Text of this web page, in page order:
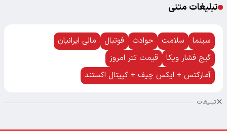
تبلیغات متنی
سینما سلامت حوادث فوتبال
مالی ایرانیان
گیج فشار ویکا
قیمت تتر امروز
آمارکتس + ایکس چیف + کپیتال اکستند
تبلیغات